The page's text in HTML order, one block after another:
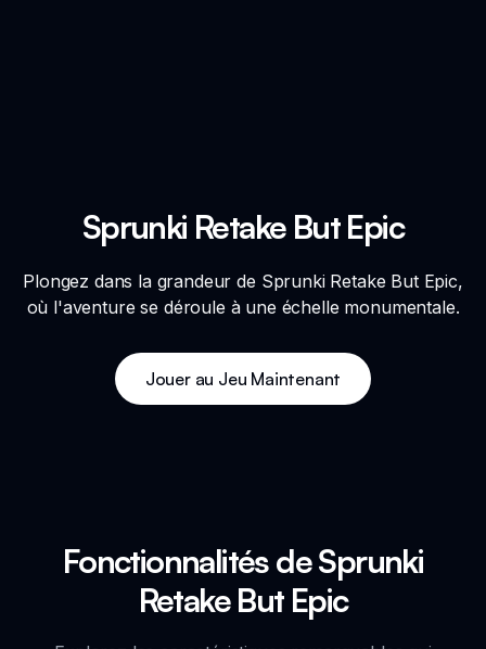
Sprunki Retake But Epic
Plongez dans la grandeur de Sprunki Retake But Epic,
où l'aventure se déroule à une échelle monumentale.
Jouer au Jeu Maintenant
Fonctionnalités de Sprunki
Retake But Epic